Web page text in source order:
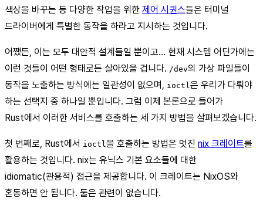
색상을 바꾸는 등 다양한 작업을 위한 제어 시퀀스들은 터미널
드라이버에게 특별한 동작을 하라고 지시하는 것입니다.
어쨌든, 이는 모두 대안적 설계들일 뿐이고… 현재 시스템 어딘가에는
이런 것들이 어떤 형태로든 살아있을 겁니다. /dev의 가상 파일들이
동작을 노출하는 방식에는 일관성이 없으며, ioctl 은 우리가 다뤄야
하는 선택지 중 하나일 뿐입니다. 그럼 이제 본론으로 들어가
Rust에서 이러한 서비스를 호출하는 세 가지 방법을 살펴보겠습니다.
첫 번째로, Rust에서 ioctl 을 호출하는 방법은 멋진 nix 크레이트를
활용하는 것입니다. nix는 유닉스 기본 요소들에 대한
idiomatic(관용적) 접근을 제공합니다. 이 크레이트는 NixOS와
혼동하면 안 됩니다. 둘은 관련이 없습니다.